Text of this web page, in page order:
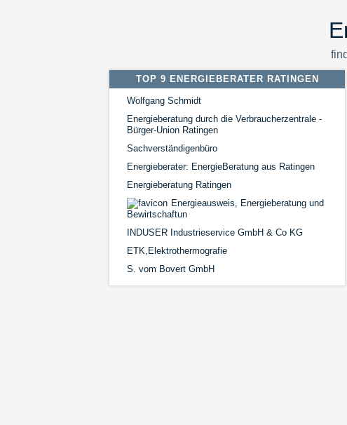
TOP 9 ENERGIEBERATER RATINGEN
Wolfgang Schmidt
Energieberatung durch die Verbraucherzentrale -
Bürger-Union Ratingen
Sachverständigenbüro
Energieberater: EnergieBeratung aus Ratingen
Energieberatung Ratingen
Energieausweis, Energieberatung und
Bewirtschaftun
INDUSER Industrieservice GmbH & Co KG
ETK,Elektrothermografie
S. vom Bovert GmbH